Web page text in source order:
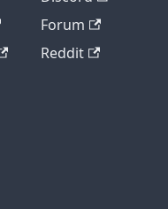
Forum
Reddit